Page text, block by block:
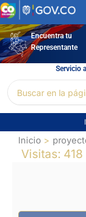
Ir
al
contenidoEncuentra tu
Representante
Servicio
por:
Inicio
Visitas: 418